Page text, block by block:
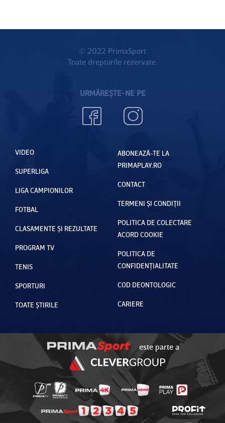
© 2022 PrimaSport
Toate drepturile rezervate.
URMĂREȘTE-NE PE
VIDEO
SUPERLIGA
LIGA CAMPIONILOR
FOTBAL
CLASAMENTE ȘI REZULTATE
PROGRAM TV
TENIS
SPORTURI
TOATE ȘTIRILE
ABONEAZĂ-TE LA
PRIMAPLAY.RO
CONTACT
TERMENI ȘI CONDIȚII
POLITICA DE COLECTARE
ACORD COOKIE
POLITICA DE
CONFIDENȚIALITATE
COD DEONTOLOGIC
CARIERE
este parte a